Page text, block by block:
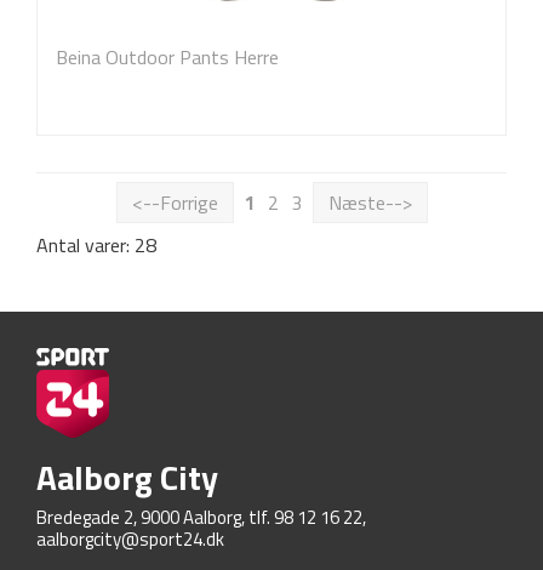
Beina Outdoor Pants Herre
<--Forrige 1 2 3
Næste-->
Antal varer: 28
Aalborg City
Bredegade 2, 9000 Aalborg, tlf. 98 12 16 22,
aalborgcity@sport24.dk